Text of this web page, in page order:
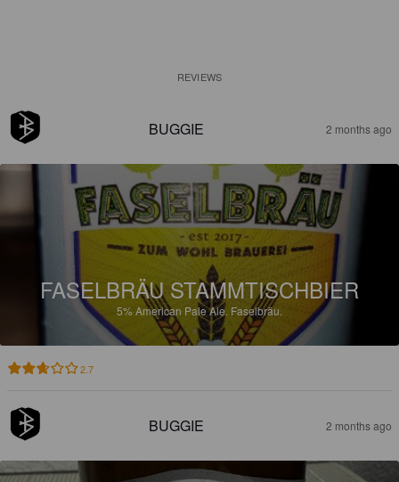
REVIEWS
BUGGIE 2 months ago
FASELBRÄU STAMMTISCHBIER
5%American Pale Ale. Faselbräu.
2.7
BUGGIE 2 months ago